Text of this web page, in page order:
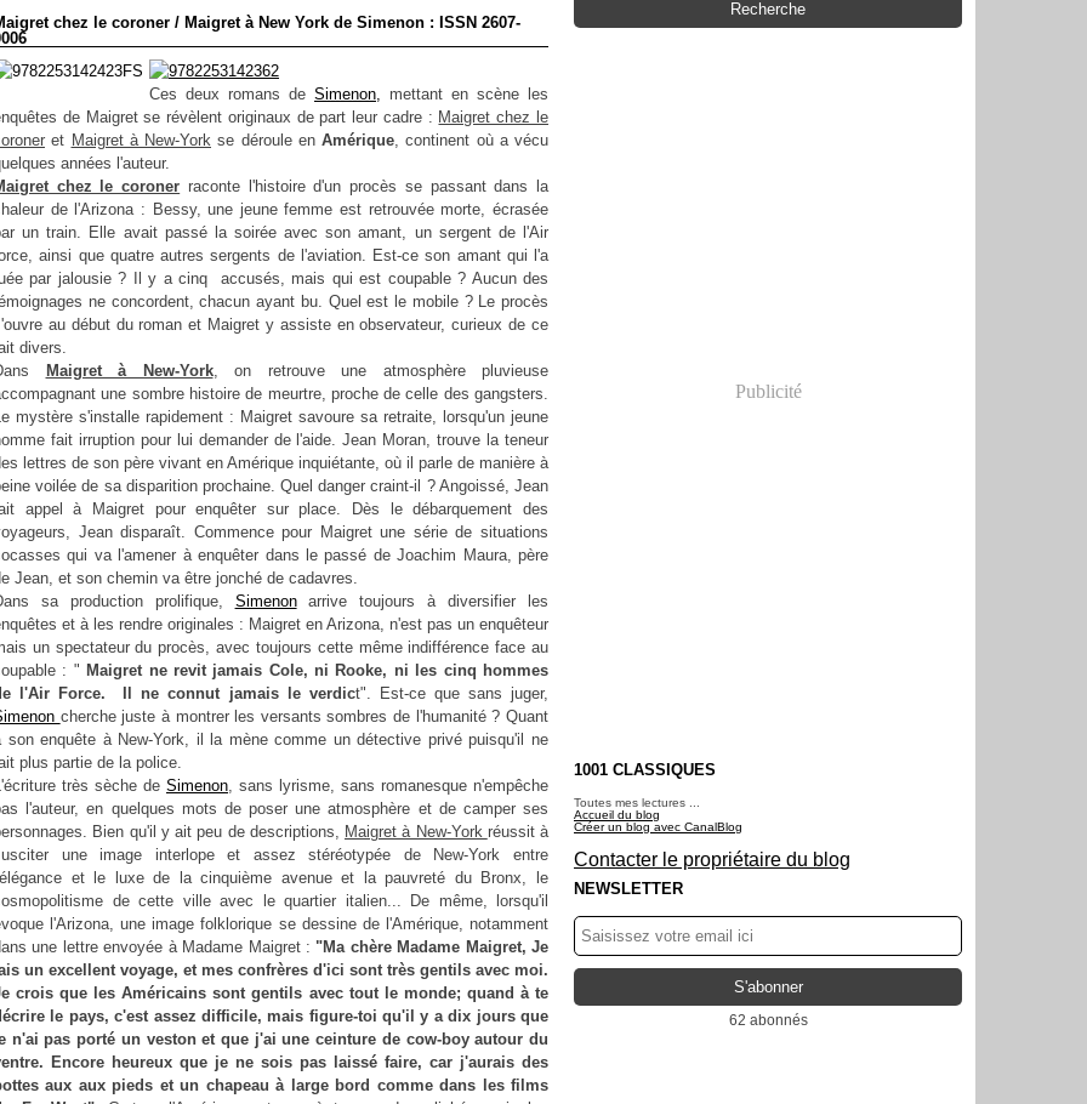
chez le coroner / Maigret à New York de Simenon : ISSN 2607-
Ces deux romans de Simenon, mettant en scène les
de Maigret se révèlent originaux de part leur cadre : Maigret chez le
et Maigret à New-York se déroule en Amérique, continent où a vécu
années l'auteur.
chez le coroner raconte l'histoire d'un procès se passant dans la
de l'Arizona : Bessy, une jeune femme est retrouvée morte, écrasée
un train. Elle avait passé la soirée avec son amant, un sergent de l'Air
ainsi que quatre autres sergents de l'aviation. Est-ce son amant qui l'a
par jalousie ? Il y a cinq accusés, mais qui est coupable ? Aucun des
ne concordent, chacun ayant bu. Quel est le mobile ? Le procès
au début du roman et Maigret y assiste en observateur, curieux de ce
divers.
Maigret à New-York, on retrouve une atmosphère pluvieuse
une sombre histoire de meurtre, proche de celle des gangsters.
mystère s'installe rapidement : Maigret savoure sa retraite, lorsqu'un jeune
fait irruption pour lui demander de l'aide. Jean Moran, trouve la teneur
lettres de son père vivant en Amérique inquiétante, où il parle de manière à
voilée de sa disparition prochaine. Quel danger craint-il ? Angoissé, Jean
appel à Maigret pour enquêter sur place. Dès le débarquement des
Jean disparaît. Commence pour Maigret une série de situations
qui va l'amener à enquêter dans le passé de Joachim Maura, père
Jean, et son chemin va être jonché de cadavres.
sa production prolifique, Simenonarrive toujours à diversifier les
et à les rendre originales : Maigret en Arizona, n'est pas un enquêteur
un spectateur du procès, avec toujours cette même indifférence face au
: " Maigret ne revit jamais Cole, ni Rooke, ni les cinq hommes
l'Air Force. Il ne connut jamais le verdict". Est-ce que sans juger,
cherche juste à montrer les versants sombres de l'humanité ? Quant
son enquête à New-York, il la mène comme un détective privé puisqu'il ne
plus partie de la police.
très sèche de Simenon, sans lyrisme, sans romanesque n'empêche
l'auteur, en quelques mots de poser une atmosphère et de camper ses
Bien qu'il y ait peu de descriptions, Maigret à New-York réussit à
une image interlope et assez stéréotypée de New-York entre
et le luxe de la cinquième avenue et la pauvreté du Bronx, le
de cette ville avec le quartier italien... De même, lorsqu'il
l'Arizona, une image folklorique se dessine de l'Amérique, notamment
une lettre envoyée à Madame Maigret : "Ma chère Madame Maigret, Je
un excellent voyage, et mes confrères d'ici sont très gentils avec moi.
crois que les Américains sont gentils avec tout le monde; quand à te
le pays, c'est assez difficile, mais figure-toi qu'il y a dix jours que
n'ai pas porté un veston et que j'ai une ceinture de cow-boy autour du
Encore heureux que je ne sois pas laissé faire, car j'aurais des
aux aux pieds et un chapeau à large bord comme dans les films
Publicité
1001 CLASSIQUES
Toutes mes lectures ...
Accueil du blog
Créer un blog avec CanalBlog
Contacter le propriétaire du blog
NEWSLETTER
62 abonnés